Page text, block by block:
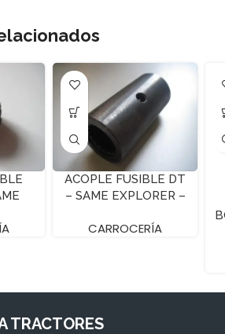
ACOPLE FUSIBLE DT
– SAME EXPLORER –
CARROCERÍA
TRACTORES